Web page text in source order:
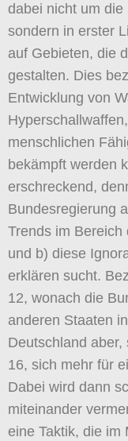
dabei nicht um die
sondern in erster
auf Gebieten, die
gestalten. Dies
Entwicklung von
menschlichen
bekämpft werden
erschreckend,
Bundesregierung
Trends im Bereich
und b) diese
erklären sucht.
12, wonach die
anderen Staaten
Deutschland aber,
16, sich mehr für
Dabei wird dann
miteinander
eine Taktik, die im